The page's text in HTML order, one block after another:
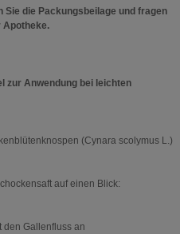
Sie die Packungsbeilage und fragen
Apotheke.
zur Anwendung bei leichten
(Cynara scolymus L.)
auf einen Blick:
den Gallenfluss an